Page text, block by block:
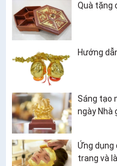
Quà tặng
Hướng
Sáng tạo
ngày Nhà
Ứng
trang và